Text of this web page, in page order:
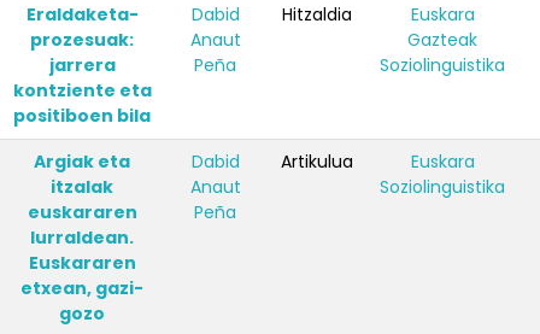
Eraldaketa-
prozesuak:
jarrera
kontziente eta
positiboen bila
Dabid
Anaut
Peña
Hitzaldia
Euskara
Gazteak
Soziolinguistika
Argiak eta
itzalak
euskararen
lurraldean.
Euskararen
etxean, gazi-
gozo
Dabid
Anaut
Peña
Artikulua
Euskara
Soziolinguistika